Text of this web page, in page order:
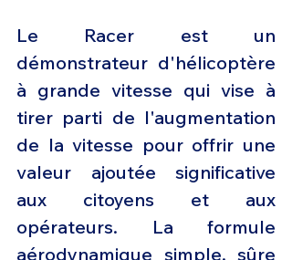
Le Racer est un
démonstrateur d'hélicoptère
à grande vitesse qui vise à
tirer parti de l'augmentation
de la vitesse pour offrir une
valeur ajoutée significative
aux citoyens et aux
opérateurs. La formule
aérodynamique simple, sûre